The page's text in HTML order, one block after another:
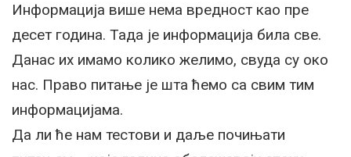
Информација више нема вредност као пре
десет година. Тада је информација била све.
Данас их имамо колико желимо, свуда су око
нас. Право питање је шта ћемо са свим тим
информацијама.
Да ли ће нам тестови и даље почињати